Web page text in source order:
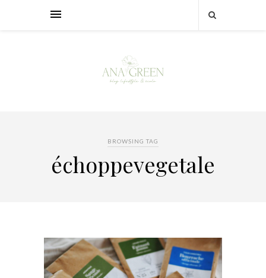
BROWSING TAG
échoppevegetale